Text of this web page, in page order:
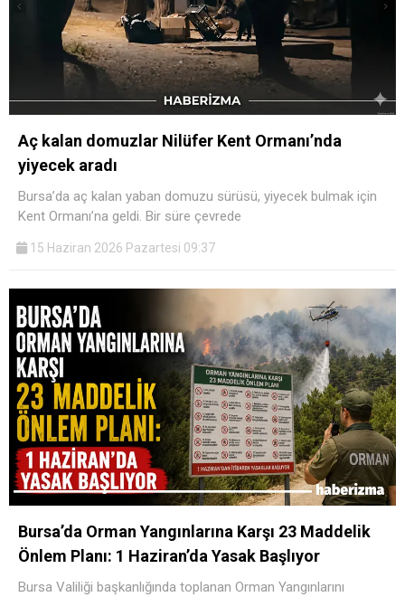
Aç kalan domuzlar Nilüfer Kent Ormanı’nda
yiyecek aradı
Bursa’da aç kalan yaban domuzu sürüsü, yiyecek bulmak için
Kent Ormanı’na geldi. Bir süre çevrede
15 Haziran 2026 Pazartesi 09:37
Bursa’da Orman Yangınlarına Karşı 23 Maddelik
Önlem Planı: 1 Haziran’da Yasak Başlıyor
Bursa Valiliği başkanlığında toplanan Orman Yangınlarını